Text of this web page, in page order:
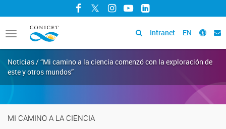
Facebook
TwitterInstagram
YouTubeLinkedIn
Toggle
navigation
Intranet EN
Noticias / “Mi camino a la ciencia comenzó con la exploración de
este y otros mundos”
MI CAMINO A LA CIENCIA